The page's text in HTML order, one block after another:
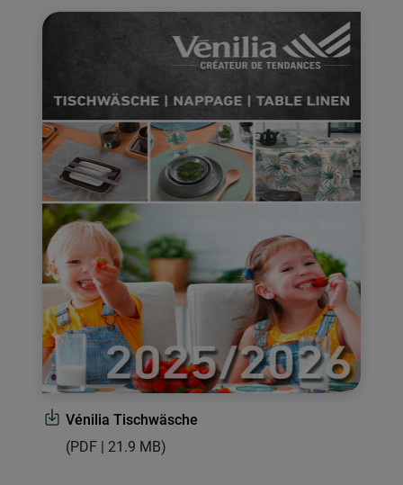
Vénilia Tischwäsche
(PDF | 21.9 MB)